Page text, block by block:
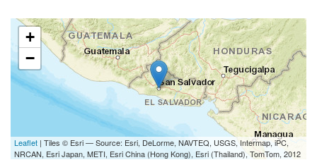
+
−
Leaflet | Tiles © Esri — Source: Esri, DeLorme, NAVTEQ, USGS, Intermap, iPC,
NRCAN, Esri Japan, METI, Esri China (Hong Kong), Esri (Thailand), TomTom, 2012